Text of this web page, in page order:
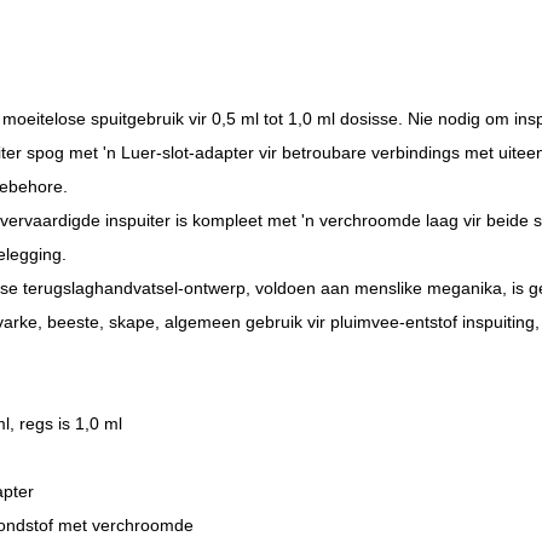
spuitgebruik vir 0,5 ml tot 1,0 ml dosisse. Nie nodig om
spog met 'n Luer-slot-adapter vir betroubare verbindings met
inspuiter is kompleet met 'n verchroomde laag vir beide
terugslaghandvatsel-ontwerp, voldoen aan menslike meganika, is
beeste, skape, algemeen gebruik vir pluimvee-entstof
regs is 1,0 ml
met verchroomde